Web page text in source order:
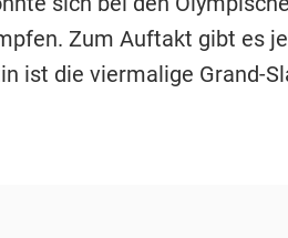
Zum Auftakt gibt es
ist die viermalige Grand-